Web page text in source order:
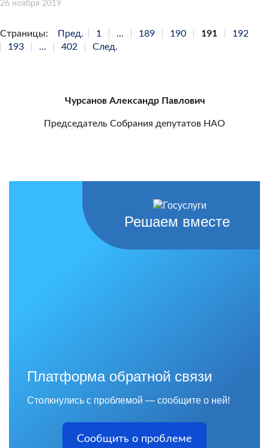
26 ноября 2019
Страницы: Пред. 1 ... 189 190 191
192
193
... 402 След.
Чурсанов Александр Павлович
Председатель Собрания депутатов НАО
Решаем вместе
Платформа обратной связи
Столкнулись с проблемой — сообщите о ней!
Сообщить о проблеме